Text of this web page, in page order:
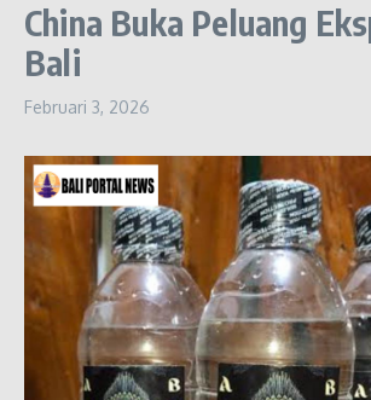
China Buka Peluang
Bali
Februari 3, 2026